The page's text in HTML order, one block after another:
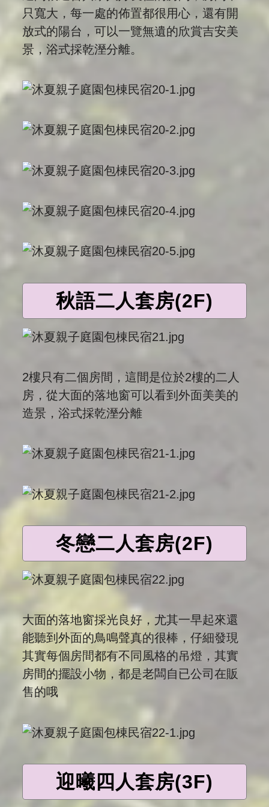
只寬大，每一處的佈置都很用心，還有開
放式的陽台，可以一覽無遺的欣賞吉安美
景，浴式採乾溼分離。
秋語二人套房(2F)
2樓只有二個房間，這間是位於2樓的二人
房，從大面的落地窗可以看到外面美美的
造景，浴式採乾溼分離
冬戀二人套房(2F)
大面的落地窗採光良好，尤其一早起來還
能聽到外面的鳥鳴聲真的很棒，仔細發現
其實每個房間都有不同風格的吊燈，其實
房間的擺設小物，都是老闆自已公司在販
售的哦
迎曦四人套房(3F)